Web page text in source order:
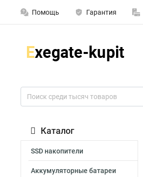
Помощь Гарантия
Каталог
SSD накопители
Аккумуляторные батареи